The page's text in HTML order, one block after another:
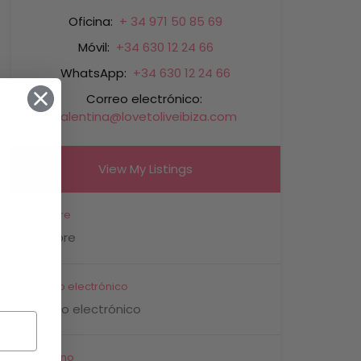
Oficina: + 34 971 50 85 69
Móvil: +34 630 12 24 66
WhatsApp: +34 630 12 24 66
Correo electrónico:
valentina@lovetoliveibiza.com
View My Listings
Nombre
Correo electrónico
Teléfono